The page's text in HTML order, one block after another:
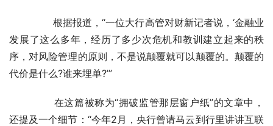
发展了这么多年，经历了多少次危机和教训建立起来的秩
序，对风险管理的原则，不是说颠覆就可以颠覆的。颠覆的
代价是什么?谁来埋单?’”
还提及一个细节：“今年2月，央行曾请马云到行里讲讲互联